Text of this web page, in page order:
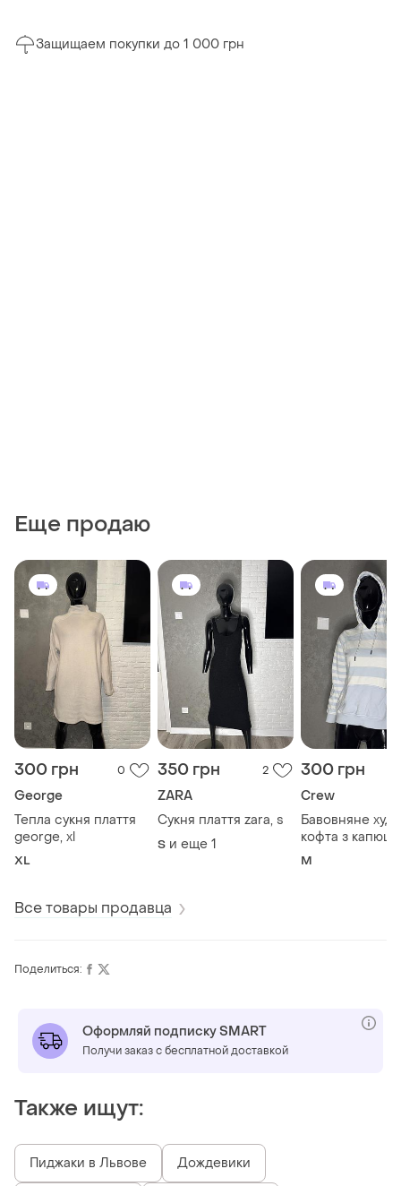
Защищаем покупки до 1 000 грн
Еще продаю
300 грн 0
George
Тепла сукня плаття
george, xl
XL
350 грн 2
ZARA
Сукня плаття zara, s
S и еще 1
300 грн
Crew
Бавовняне худі
кофта з
crew clothing,
M
Все товары продавца
Поделиться:
Оформляй подписку SMART
Получи заказ с бесплатной доставкой
Также ищут:
Пиджаки в Львове Дождевики